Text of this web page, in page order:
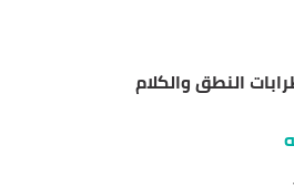
النطق والكلام